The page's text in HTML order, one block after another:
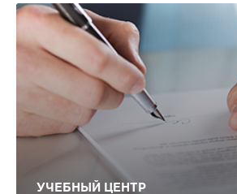
УЧЕБНЫЙ ЦЕНТР